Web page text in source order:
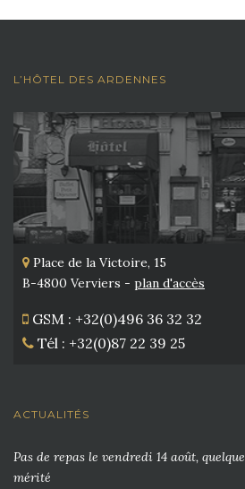
L’HÔTEL DES ARDENNES
Place de la Victoire, 15
B-4800 Verviers - plan d'accès
GSM : +32(0)496 36 32 32
Tél : +32(0)87 22 39 25
ACTUALITÉS
Pas de repas le vendredi 14 août,
mérité